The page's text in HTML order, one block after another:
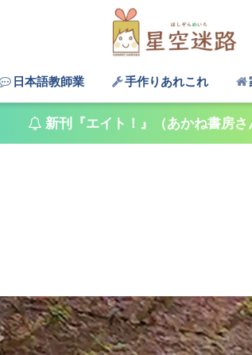
日本語教師業 手作りあれこれ
新刊『エイト！』（あかね書房さ